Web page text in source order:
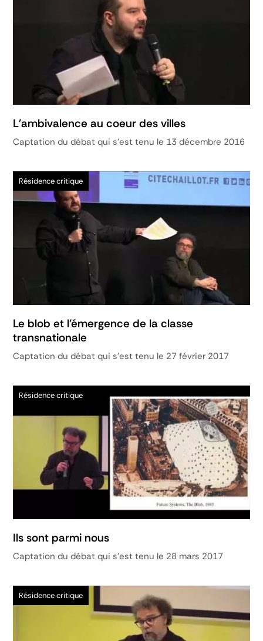
L'ambivalence au coeur des villes
Captation du débat qui s'est tenu le 13 décembre 2016
Résidence critique
Le blob et l'émergence de la classe
transnationale
Captation du débat qui s'est tenu le 27 février 2017
Résidence critique
Ils sont parmi nous
Captation du débat qui s'est tenu le 28 mars 2017
Résidence critique